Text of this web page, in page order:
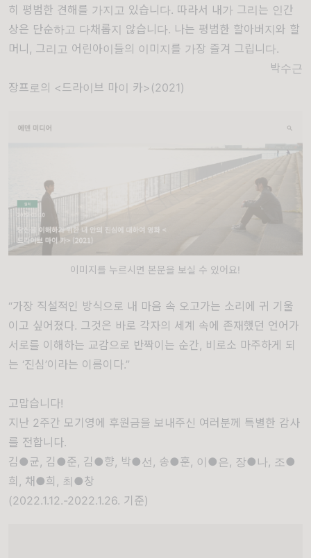
히 평범한 견해를 가지고 있습니다. 따라서 내가 그리는 인간
상은 단순하고 다채롭지 않습니다. 나는 평범한 할아버지와 할
머니, 그리고 어린아이들의 이미지를 가장 즐겨 그립니다.
박수근
장프로의 <드라이브 마이 카>(2021)
이미지를 누르시면 본문을 보실 수 있어요!
“가장 직설적인 방식으로 내 마음 속 오고가는 소리에 귀 기울
이고 싶어졌다. 그것은 바로 각자의 세계 속에 존재했던 언어가
서로를 이해하는 교감으로 반짝이는 순간, 비로소 마주하게 되
는 ‘진심’이라는 이름이다.”
고맙습니다!
지난 2주간 모기영에 후원금을 보내주신 여러분께 특별한 감사
를 전합니다.
김●균, 김●준, 김●향, 박●선, 송●훈, 이●은, 장●나, 조●
희, 채●희, 최●창
(2022.1.12.-2022.1.26. 기준)